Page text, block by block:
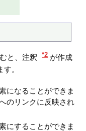
と、注釈 *2 が作成
。
になることができま
のリンクに反映され
にすることができま